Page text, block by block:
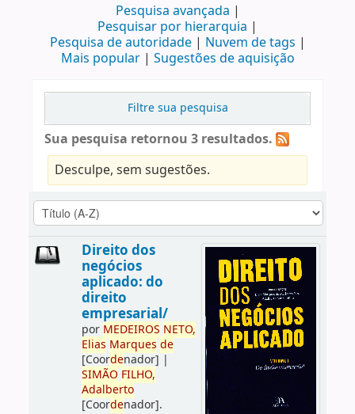
Pesquisa avançada
Pesquisar por hierarquia
Pesquisa de autoridade
Nuvem de tags
Mais popular
Sugestões de aquisição
Filtre sua pesquisa
Sua pesquisa retornou 3 resultados.
Desculpe, sem sugestões.
Direito dos
negócios
aplicado: do
direito
empresarial/
por MEDEIROS NETO,
Elias Marques de
[Coordenador] |
SIMÃO FILHO,
Adalberto
[Coordenador].